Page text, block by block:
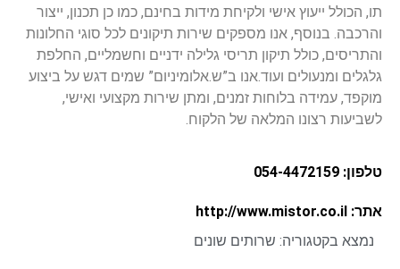
תו, הכולל ייעוץ אישי ולקיחת מידות בחינם, כמו כן תכנון, ייצור
והרכבה. בנוסף, אנו מספקים שירות תיקונים לכל סוגי החלונות
והתריסים, כולל תיקון תריסי גלילה ידניים וחשמליים, החלפת
גלגלים ומנעולים ועוד.אנו ב”ש.אלומיניום” שמים דגש על ביצוע
מוקפד, עמידה בלוחות זמנים, ומתן שירות מקצועי ואישי,
לשביעות רצונו המלאה של הלקוח.
טלפון: 054-4472159
אתר: http://www.mistor.co.il
נמצא בקטגוריה: שרותים שונים